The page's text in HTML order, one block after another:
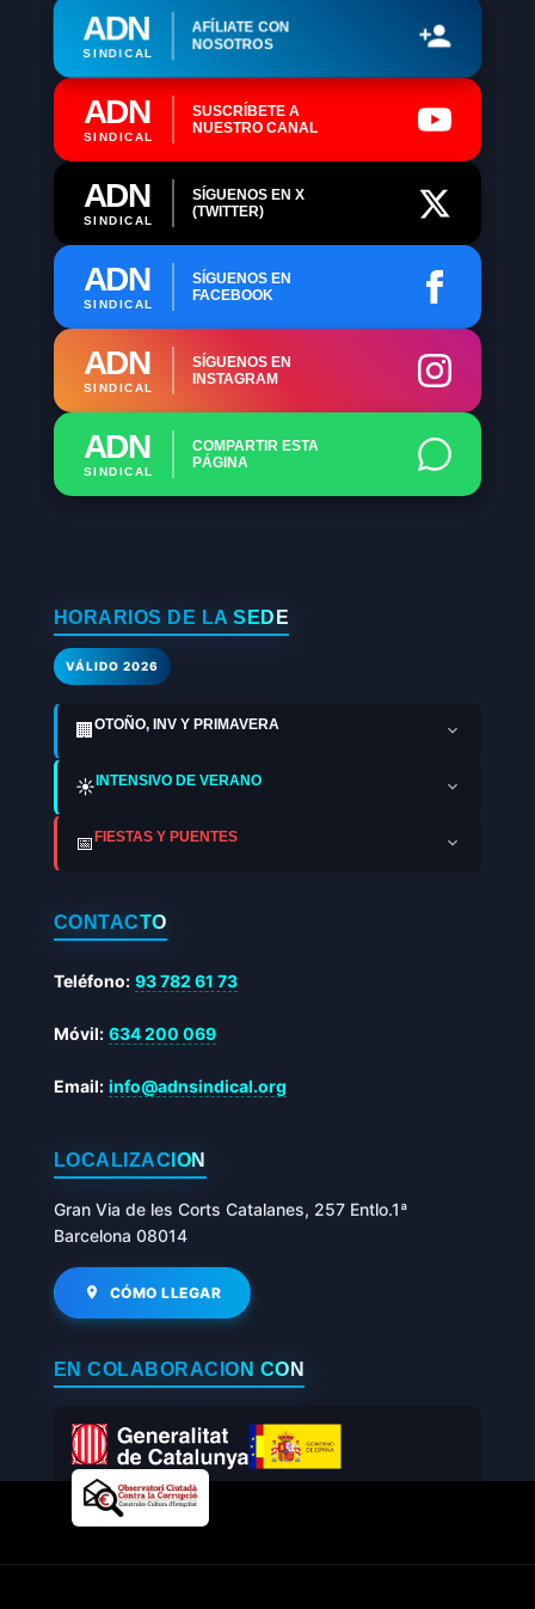
ADN
SINDICAL
AFÍLIATE CON
NOSOTROS
ADN
SINDICAL
SUSCRÍBETE A
NUESTRO CANAL
ADN
SINDICAL
SÍGUENOS EN X
(TWITTER)
ADN
SINDICAL
SÍGUENOS EN
FACEBOOK
ADN
SINDICAL
SÍGUENOS EN
INSTAGRAM
ADN
SINDICAL
COMPARTIR ESTA
PÁGINA
HORARIOS DE LA SEDE
VÁLIDO 2026
🏢OTOÑO, INV Y PRIMAVERA
☀️ INTENSIVO DE VERANO
📅 FIESTAS Y PUENTES
CONTACTO
Teléfono: 93 782 61 73
Móvil: 634 200 069
Email: info@adnsindical.org
LOCALIZACIÓN
Gran Via de les Corts Catalanes, 257 Entlo.1ª
Barcelona 08014
CÓMO LLEGAR
EN COLABORACIÓN CON